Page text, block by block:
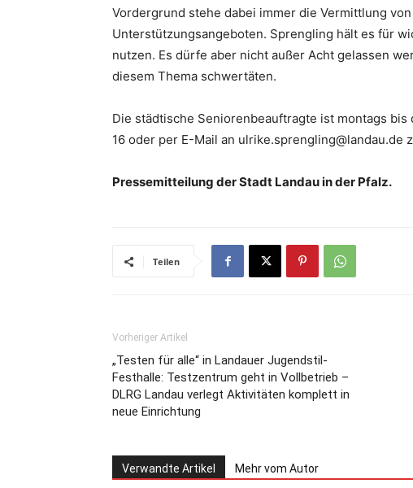
Vordergrund stehe dabei immer die Vermittlung
Unterstützungsangeboten. Sprengling hält es für
nutzen. Es dürfe aber nicht außer Acht gelassen
diesem Thema schwertäten.
Die städtische Seniorenbeauftragte ist montags
16 oder per E-Mail an ulrike.sprengling@landau.de
Pressemitteilung der Stadt Landau in der Pfalz.
Teilen
Vorheriger Artikel
„Testen für alle“ in Landauer Jugendstil-
Festhalle: Testzentrum geht in Vollbetrieb –
DLRG Landau verlegt Aktivitäten komplett in
neue Einrichtung
Verwandte Artikel Mehr vom Autor